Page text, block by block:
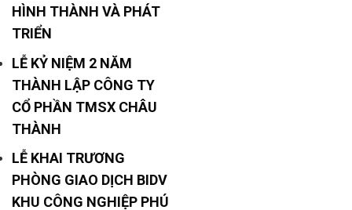
HÌNH THÀNH VÀ PHÁT
TRIỂN
LỄ KỶ NIỆM 2 NĂM
THÀNH LẬP CÔNG TY
CỔ PHẦN TMSX CHÂU
THÀNH
LỄ KHAI TRƯƠNG
PHÒNG GIAO DỊCH BIDV
KHU CÔNG NGHIỆP PHÚ